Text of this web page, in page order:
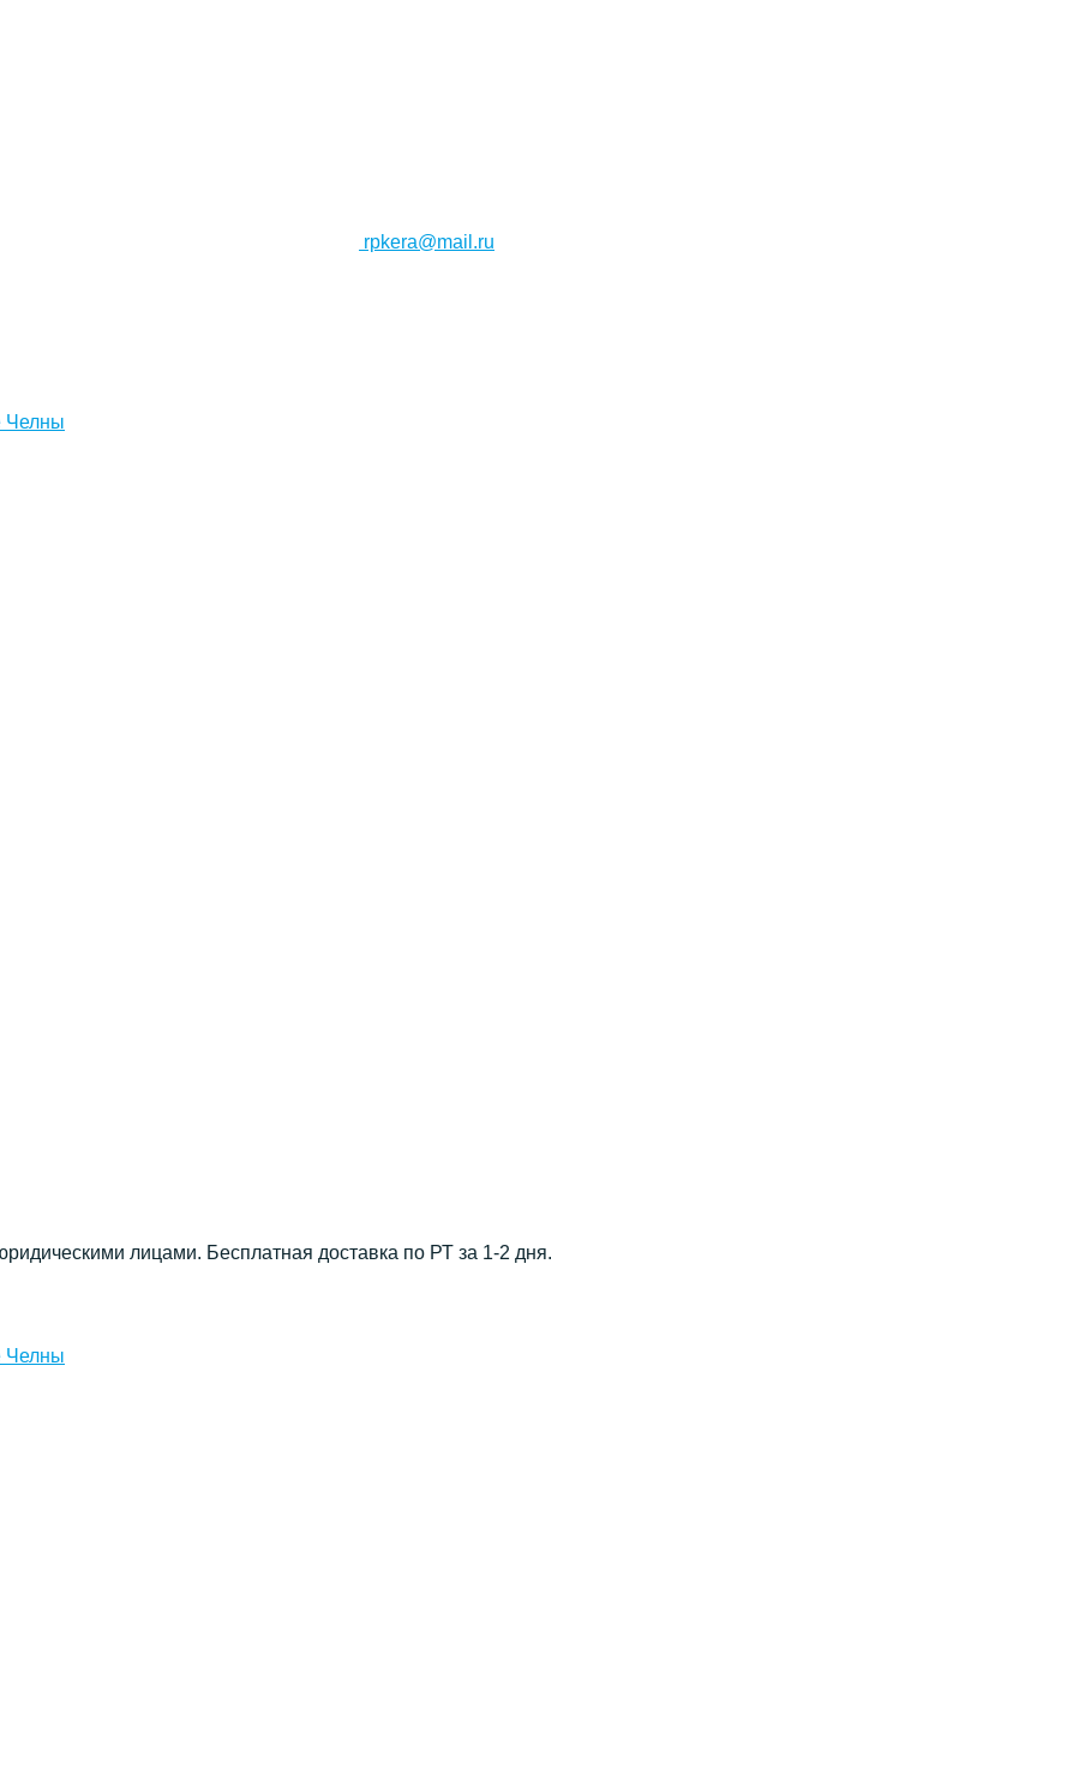
rpkera@mail.ru
Челны
лицами. Бесплатная доставка по РТ за 1-2 дня.
Челны